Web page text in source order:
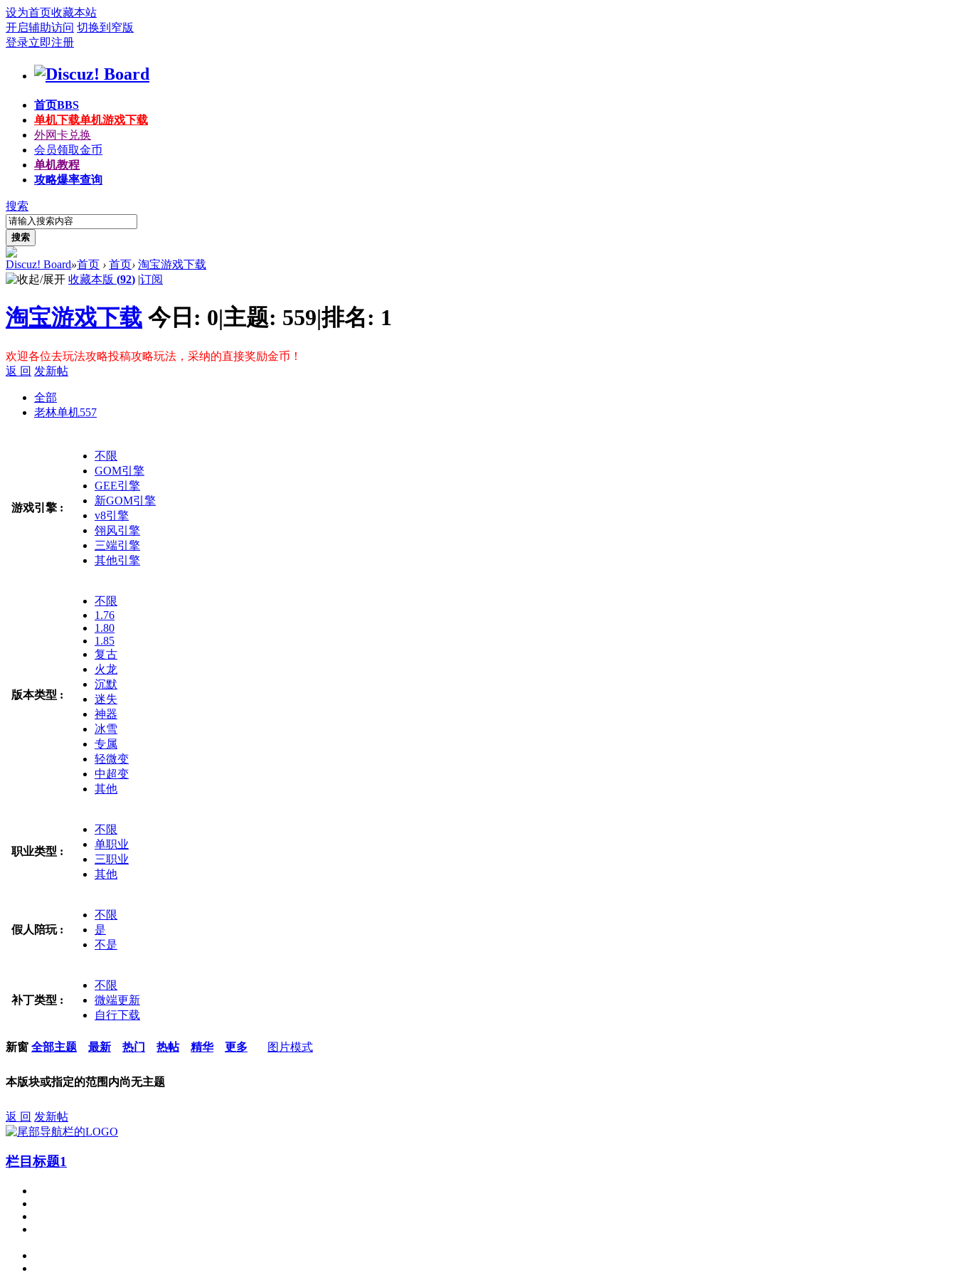
设为首页收藏本站
开启辅助访问 切换到窄版
登录立即注册
首页BBS
单机下载单机游戏下载
外网卡兑换
会员领取金币
单机教程
攻略爆率查询
搜索
搜索
Discuz! Board»首页 › 首页› 淘宝游戏下载
收藏本版 (92) |订阅
淘宝游戏下载 今日: 0|主题: 559|排名: 1
欢迎各位去玩法攻略投稿攻略玩法，采纳的直接奖励金币！
返 回 发新帖
全部
老林单机557
游戏引擎 :
不限
GOM引擎
GEE引擎
新GOM引擎
v8引擎
翎风引擎
三端引擎
其他引擎
版本类型 :
不限
1.76
1.80
1.85
复古
火龙
沉默
迷失
神器
冰雪
专属
轻微变
中超变
其他
职业类型 :
不限
单职业
三职业
其他
假人陪玩 :
不限
是
不是
补丁类型 :
不限
微端更新
自行下载
新窗 全部主题 最新 热门 热帖 精华 更多 图片模式
本版块或指定的范围内尚无主题
返 回 发新帖
栏目标题1